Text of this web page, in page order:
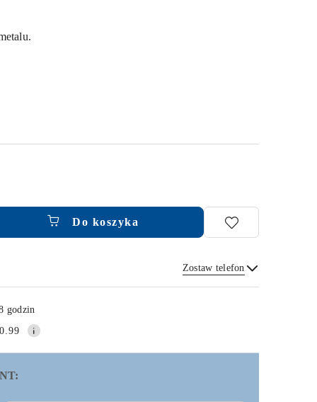
Do koszyka
Zostaw telefon
Wyślij
godzin